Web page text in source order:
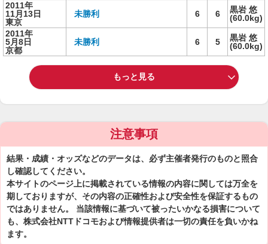
2011年
11月13日
東京
未勝利 6 6
黒岩 悠
(60.0kg)
2011年
5月8日
京都
未勝利 6 5
黒岩 悠
(60.0kg)
もっと見る
注意事項
結果・成績・オッズなどのデータは、必ず主催者発行のものと照合
し確認してください。
本サイトのページ上に掲載されている情報の内容に関しては万全を
期しておりますが、その内容の正確性および安全性を保証するもの
ではありません。 当該情報に基づいて被ったいかなる損害について
も、株式会社NTTドコモおよび情報提供者は一切の責任を負いかね
ます。